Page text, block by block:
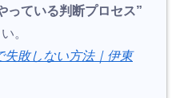
っている判断プロセス”
。
失敗しない方法｜伊東